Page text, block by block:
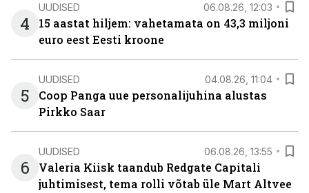
4
UUDISED 06.08.26, 12:03
15 aastat hiljem: vahetamata on 43,3 miljoni
euro eest Eesti kroone
5
UUDISED 04.08.26, 11:04
Coop Panga uue personalijuhina alustas
Pirkko Saar
6
UUDISED 06.08.26, 13:55
Valeria Kiisk taandub Redgate Capitali
juhtimisest, tema rolli võtab üle Mart Altvee